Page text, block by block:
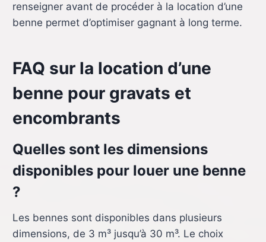
renseigner avant de procéder à la location d’une
benne permet d’optimiser gagnant à long terme.
FAQ sur la location d’une
benne pour gravats et
encombrants
Quelles sont les dimensions
disponibles pour louer une benne
?
Les bennes sont disponibles dans plusieurs
dimensions, de 3 m³ jusqu’à 30 m³. Le choix